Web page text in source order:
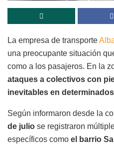
La empresa de transporte
una preocupante situación
como a los pasajeros. En la
ataques a colectivos con
inevitables en
Según informaron desde la
de julio se registraron
específicos como el barrio